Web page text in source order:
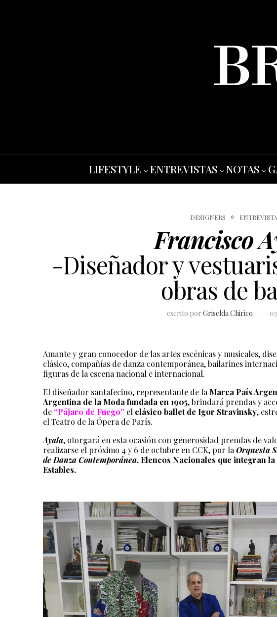
LIFESTYLE ENTREVISTAS NOTAS
DESIGNERS
Francisco
-Diseñador y
obras de
escrito porGriselda Chirico
Amante y gran conocedor de las artes escénicas y musicales,
clásico, compañías de danza contemporánea, bailarines
figuras de la escena nacional e internacional.
El diseñador santafecino, representante de la Marca País
Argentina de la Moda fundada en 1905, brindará prendas y
de “Pájaro de Fuego” el clásico ballet de Igor Stravinsky,
el Teatro de la Ópera de París.
Ayala, otorgará en esta ocasión con generosidad prendas de
realizarse el próximo 4 y 6 de octubre en CCK, por la Orquesta
de Danza Contemporánea, Elencos Nacionales que integran
Estables.